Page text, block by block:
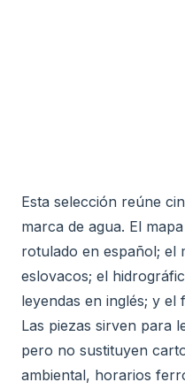
Esta selección reúne
marca de agua. El
rotulado en español; el
eslovacos; el
leyendas en inglés; y
Las piezas sirven para
pero no sustituyen
ambiental, horarios